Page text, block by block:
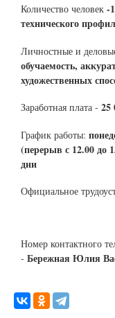
Количество человек -1
технического
Личностные и
обучаемость,
художественных
Заработная плата - 25
График работы:
(перерыв с 12.00 до
дни
Официальное
Номер контактного
- Бережная Юлия